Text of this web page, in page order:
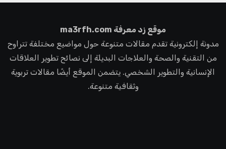
موقع زد معرفة ma3rfh.com
مدونة إلكترونية تقدم مقالات متنوعة حول مواضيع مختلفة تتراوح
من التقنية والصحة والعلاجات البديلة إلى نصائح تطوير العلاقات
الإنسانية والتطوير الشخصي. يتضمن الموقع أيضًا مقالات تربوية
وثقافية متنوعة.